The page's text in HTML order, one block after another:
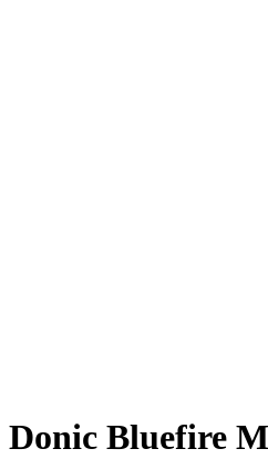
Donic Bluefire